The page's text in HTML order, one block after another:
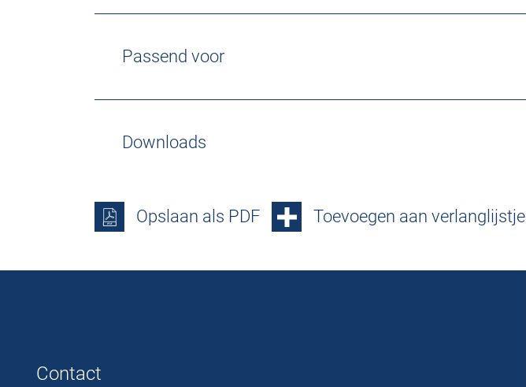
Passend voor
Downloads
Opslaan als PDF Toevoegen aan verlanglijstje
Contact